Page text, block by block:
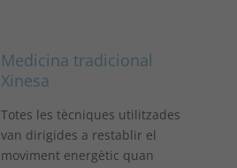
Medicina tradicional
Xinesa
Totes les tècniques utilitzades
van dirigides a restablir el
moviment energètic quan